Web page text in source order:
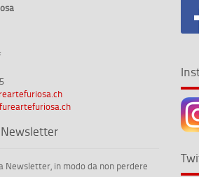
Newsletter, in modo da non perdere